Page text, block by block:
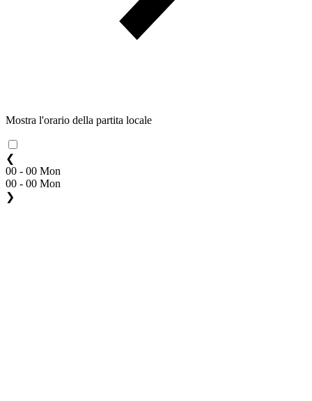
Mostra l'orario della partita locale
❮
00 - 00 Mon
00 - 00 Mon
❯